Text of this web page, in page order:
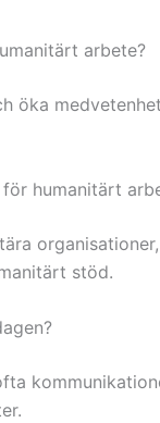
arbete?
öka
humanitärt
stöd.